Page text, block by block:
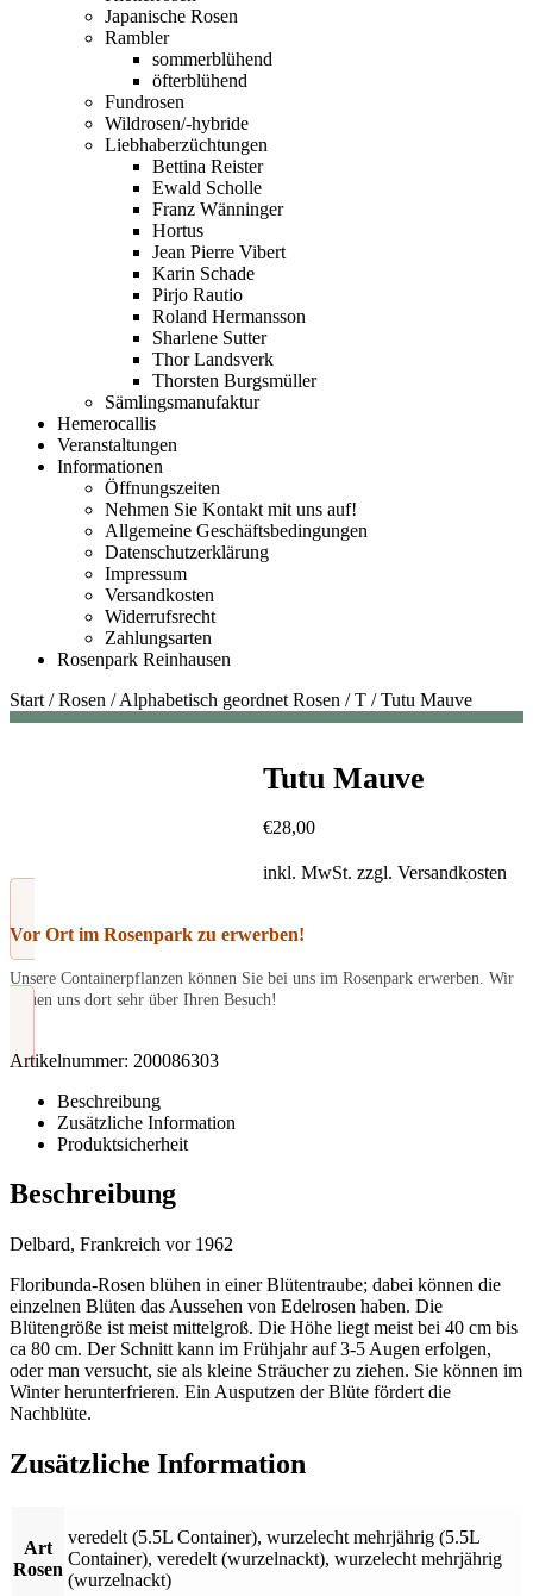
Japanische Rosen
Rambler
sommerblühend
öfterblühend
Fundrosen
Wildrosen/-hybride
Liebhaberzüchtungen
Bettina Reister
Ewald Scholle
Franz Wänninger
Hortus
Jean Pierre Vibert
Karin Schade
Pirjo Rautio
Roland Hermansson
Sharlene Sutter
Thor Landsverk
Thorsten Burgsmüller
Sämlingsmanufaktur
Hemerocallis
Veranstaltungen
Informationen
Öffnungszeiten
Nehmen Sie Kontakt mit uns auf!
Allgemeine Geschäftsbedingungen
Datenschutzerklärung
Impressum
Versandkosten
Widerrufsrecht
Zahlungsarten
Rosenpark Reinhausen
Start /Rosen /Alphabetisch geordnet Rosen /T /Tutu Mauve
Tutu Mauve
€28,00
inkl. MwSt. zzgl. Versandkosten
Vor Ort im Rosenpark zu erwerben!
Unsere Containerpflanzen können Sie bei uns im Rosenpark erwerben. Wir
freuen uns dort sehr über Ihren Besuch!
Artikelnummer: 200086303
Beschreibung
Zusätzliche Information
Produktsicherheit
Beschreibung
Delbard, Frankreich vor 1962
Floribunda-Rosen blühen in einer Blütentraube; dabei können die
einzelnen Blüten das Aussehen von Edelrosen haben. Die
Blütengröße ist meist mittelgroß. Die Höhe liegt meist bei 40 cm bis
ca 80 cm. Der Schnitt kann im Frühjahr auf 3-5 Augen erfolgen,
oder man versucht, sie als kleine Sträucher zu ziehen. Sie können im
Winter herunterfrieren. Ein Ausputzen der Blüte fördert die
Nachblüte.
Zusätzliche Information
Art
Rosen
veredelt (5.5L Container), wurzelecht mehrjährig (5.5L
Container), veredelt (wurzelnackt), wurzelecht mehrjährig
(wurzelnackt)